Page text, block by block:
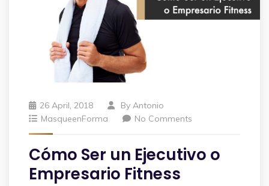
26 April, 2018 By Antonio
MasqueenForma
No Comments
Cómo Ser un Ejecutivo o
Empresario Fitness